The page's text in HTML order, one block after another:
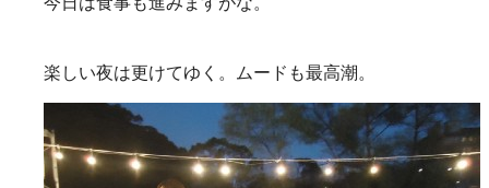
楽しい夜は更けてゆく。ムードも最高潮。